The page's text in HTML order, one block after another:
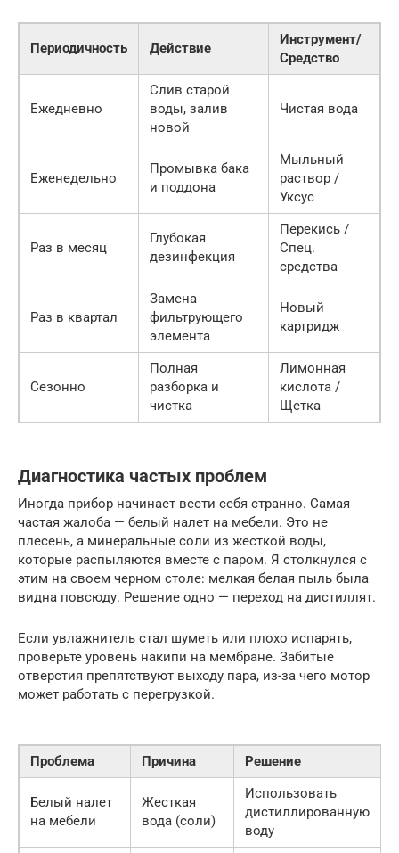
Периодичность Действие
Инструмент/
Средство
Ежедневно
Слив старой
воды, залив
новой
Чистая вода
Еженедельно
Промывка бака
и поддона
Мыльный
раствор /
Уксус
Раз в месяц
Глубокая
дезинфекция
Перекись /
Спец.
средства
Раз в квартал
Замена
фильтрующего
элемента
Новый
картридж
Сезонно
Полная
разборка и
чистка
Лимонная
кислота /
Щетка
Диагностика частых проблем
Иногда прибор начинает вести себя странно. Самая
частая жалоба — белый налет на мебели. Это не
плесень, а минеральные соли из жесткой воды,
которые распыляются вместе с паром. Я столкнулся с
этим на своем черном столе: мелкая белая пыль была
видна повсюду. Решение одно — переход на дистиллят.
Если увлажнитель стал шуметь или плохо испарять,
проверьте уровень накипи на мембране. Забитые
отверстия препятствуют выходу пара, из-за чего мотор
может работать с перегрузкой.
Проблема Причина Решение
Белый налет
на мебели
Жесткая
вода (соли)
Использовать
дистиллированную
воду